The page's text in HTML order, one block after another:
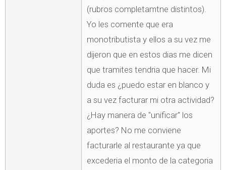
(rubros completamtne distintos).
Yo les comente que era
monotributista y ellos a su vez me
dijeron que en estos dias me dicen
que tramites tendria que hacer. Mi
duda es ¿puedo estar en blanco y
a su vez facturar mi otra actividad?
¿Hay manera de "unificar" los
aportes? No me conviene
facturarle al restaurante ya que
excederia el monto de la categoria